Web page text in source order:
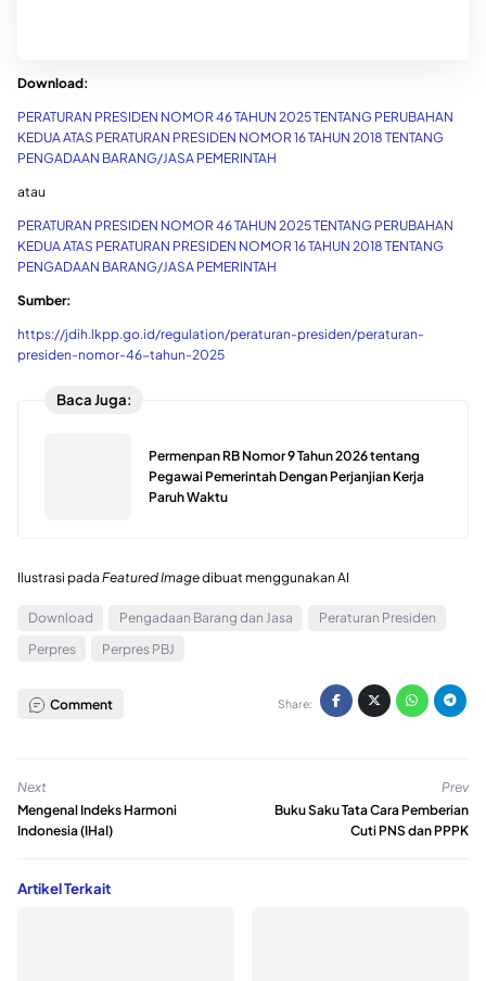
Download:
PERATURAN PRESIDEN NOMOR 46 TAHUN 2025 TENTANG PERUBAHAN
KEDUA ATAS PERATURAN PRESIDEN NOMOR 16 TAHUN 2018 TENTANG
PENGADAAN BARANG/JASA PEMERINTAH
atau
PERATURAN PRESIDEN NOMOR 46 TAHUN 2025 TENTANG PERUBAHAN
KEDUA ATAS PERATURAN PRESIDEN NOMOR 16 TAHUN 2018 TENTANG
PENGADAAN BARANG/JASA PEMERINTAH
Sumber:
https://jdih.lkpp.go.id/regulation/peraturan-presiden/peraturan-
presiden-nomor-46-tahun-2025
Baca Juga:
Permenpan RB Nomor 9 Tahun 2026 tentang
Pegawai Pemerintah Dengan Perjanjian Kerja
Paruh Waktu
Ilustrasi pada Featured Imagedibuat menggunakan AI
Download Pengadaan Barang dan Jasa
Peraturan Presiden
Perpres
Perpres PBJ
Comment Share:
Next
Mengenal Indeks Harmoni
Indonesia (IHaI)
Prev
Buku Saku Tata Cara Pemberian
Cuti PNS dan PPPK
Artikel Terkait